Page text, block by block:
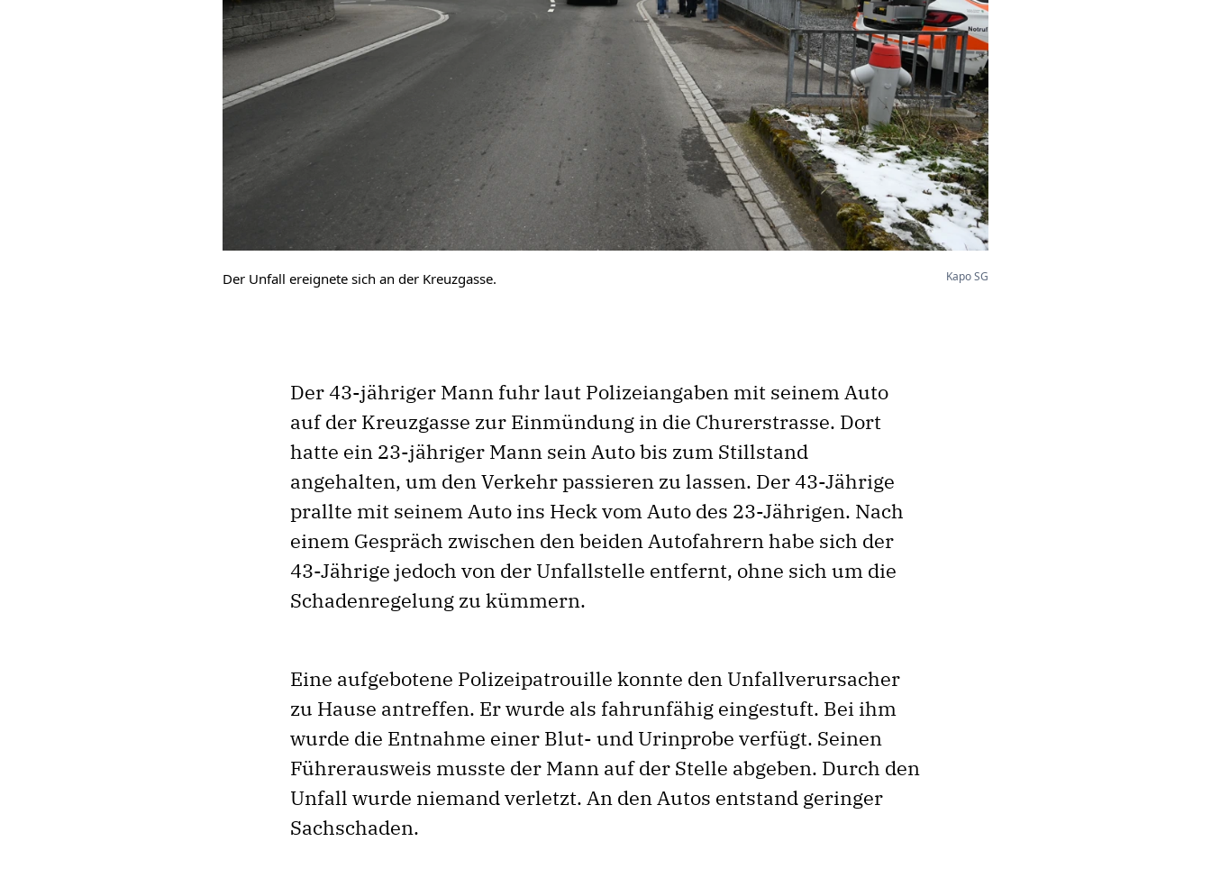
Der Unfall ereignete sich an der Kreuzgasse. Kapo SG
Der 43-jähriger Mann fuhr laut Polizeiangaben mit seinem Auto
auf der Kreuzgasse zur Einmündung in die Churerstrasse. Dort
hatte ein 23-jähriger Mann sein Auto bis zum Stillstand
angehalten, um den Verkehr passieren zu lassen. Der 43-Jährige
prallte mit seinem Auto ins Heck vom Auto des 23-Jährigen. Nach
einem Gespräch zwischen den beiden Autofahrern habe sich der
43-Jährige jedoch von der Unfallstelle entfernt, ohne sich um die
Schadenregelung zu kümmern.
Eine aufgebotene Polizeipatrouille konnte den Unfallverursacher
zu Hause antreffen. Er wurde als fahrunfähig eingestuft. Bei ihm
wurde die Entnahme einer Blut- und Urinprobe verfügt. Seinen
Führerausweis musste der Mann auf der Stelle abgeben. Durch den
Unfall wurde niemand verletzt. An den Autos entstand geringer
Sachschaden.